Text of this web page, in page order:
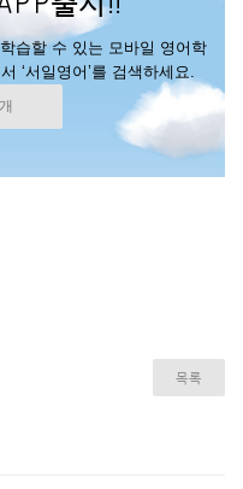
습할 수 있는 모바일 영어학
‘서일영어’를 검색하세요.
목록